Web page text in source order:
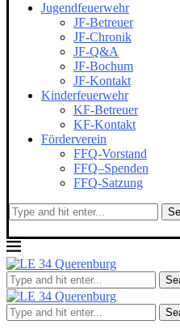
Jugendfeuerwehr
JF-Betreuer
JF-Chronik
JF-Q&A
JF-Bochum
JF-Kontakt
Kinderfeuerwehr
KF-Betreuer
KF-Kontakt
Förderverein
FFQ-Vorstand
FFQ–Spenden
FFQ-Satzung